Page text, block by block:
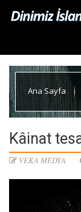
Ana Sayfa
Kâinat
VEKA MEDYA